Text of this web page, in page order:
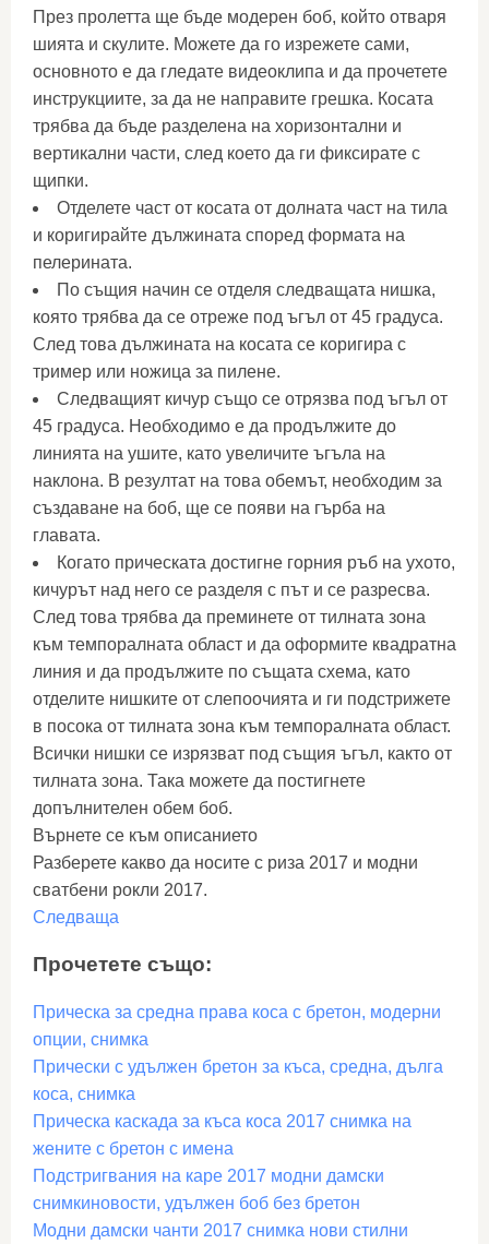
През пролетта ще бъде модерен боб, който отваря
шията и скулите. Можете да го изрежете сами,
основното е да гледате видеоклипа и да прочетете
инструкциите, за да не направите грешка. Косата
трябва да бъде разделена на хоризонтални и
вертикални части, след което да ги фиксирате с
щипки.
Отделете част от косата от долната част на тила
и коригирайте дължината според формата на
пелерината.
По същия начин се отделя следващата нишка,
която трябва да се отреже под ъгъл от 45 градуса.
След това дължината на косата се коригира с
тример или ножица за пилене.
Следващият кичур също се отрязва под ъгъл от
45 градуса. Необходимо е да продължите до
линията на ушите, като увеличите ъгъла на
наклона. В резултат на това обемът, необходим за
създаване на боб, ще се появи на гърба на
главата.
Когато прическата достигне горния ръб на ухото,
кичурът над него се разделя с път и се разресва.
След това трябва да преминете от тилната зона
към темпоралната област и да оформите квадратна
линия и да продължите по същата схема, като
отделите нишките от слепоочията и ги подстрижете
в посока от тилната зона към темпоралната област.
Всички нишки се изрязват под същия ъгъл, както от
тилната зона. Така можете да постигнете
допълнителен обем боб.
Върнете се към описанието
Разберете какво да носите с риза 2017 и модни
сватбени рокли 2017.
Следваща
Прочетете също:
Прическа за средна права коса с бретон, модерни
опции, снимка
Прически с удължен бретон за къса, средна, дълга
коса, снимка
Прическа каскада за къса коса 2017 снимка на
жените с бретон с имена
Подстригвания на каре 2017 модни дамски
снимкиновости, удължен боб без бретон
Модни дамски чанти 2017 снимка нови стилни